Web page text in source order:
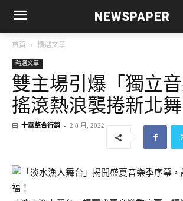
NEWSPAPER
首頁 精選文章
精選文章
雙主場引爆「獨立
搖滾熱浪襲捲新北
由 十華整合行銷 - 2 8 月, 2022